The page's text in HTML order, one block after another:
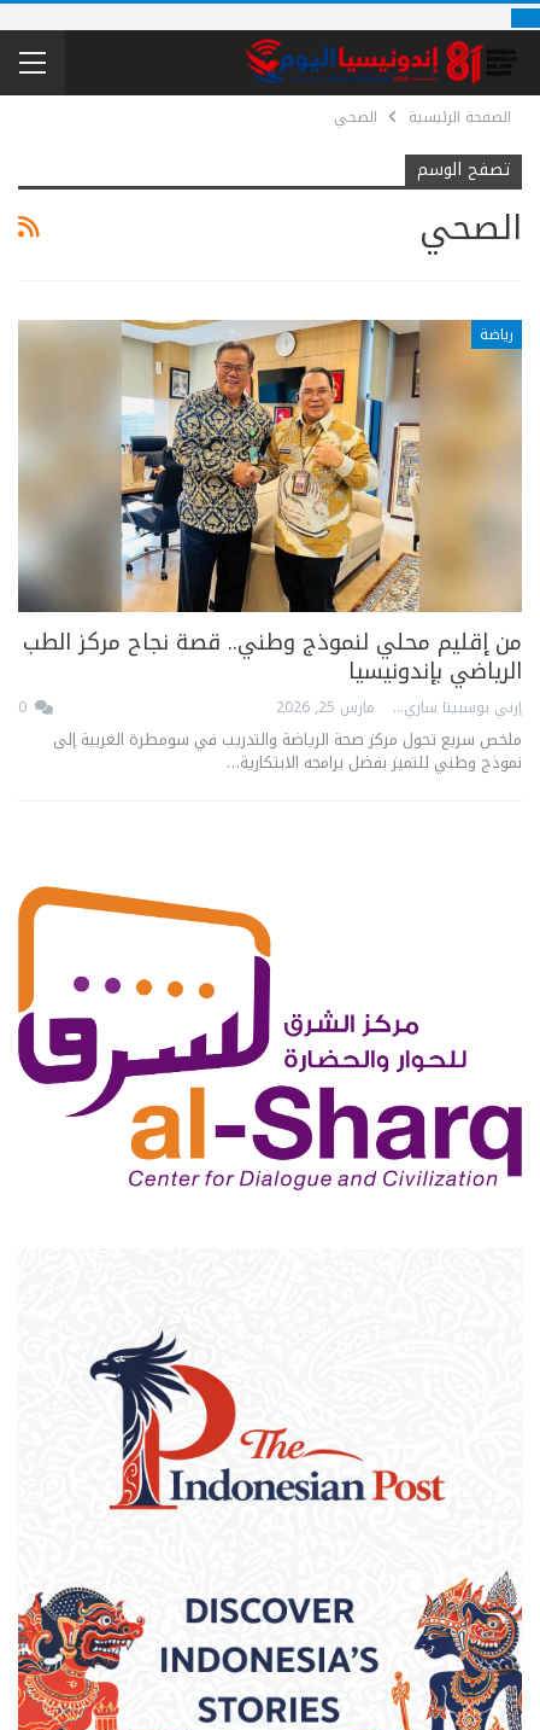
الصفحة الرئيسية الصحي
تصفح الوسم
الصحي
رياضة
من إقليم محلي لنموذج وطني.. قصة نجاح مركز الطب
الرياضي بإندونيسيا
إرني بوسبيتا ساري مارس 25, 2026
ملخص سريع تحول مركز صحة الرياضة والتدريب في سومطرة الغربية إلى
نموذج وطني للتميز بفضل برامجه الابتكارية…